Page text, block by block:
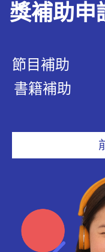
獎補助申
節目補助
書籍補助